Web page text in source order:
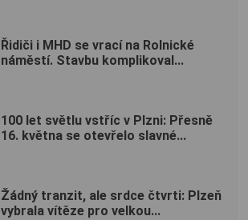
Řidiči i MHD se vrací na Rolnické
náměstí. Stavbu komplikoval...
100 let světlu vstříc v Plzni: Přesně
16. května se otevřelo slavné...
Žádný tranzit, ale srdce čtvrti: Plzeň
vybrala vítěze pro velkou...